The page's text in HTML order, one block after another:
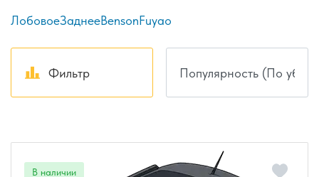
ЛобовоеЗаднееBensonFuyao
Фильтр